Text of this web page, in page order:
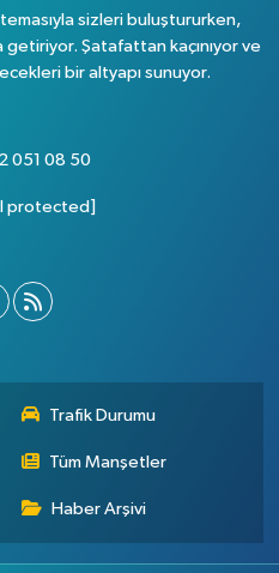
sizleri buluştururken,
Şatafattan kaçınıyor ve
bir altyapı sunuyor.
051 08 50
protected]
Trafik Durumu
Tüm Manşetler
Haber Arşivi